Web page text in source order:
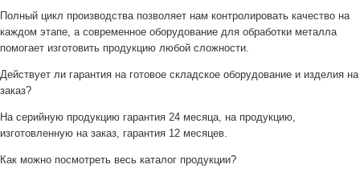
Полный цикл производства позволяет нам контролировать качество на
каждом этапе, а современное оборудование для обработки металла
помогает изготовить продукцию любой сложности.
Действует ли гарантия на готовое складское оборудование и изделия на
заказ?
На серийную продукцию гарантия 24 месяца, на продукцию,
изготовленную на заказ, гарантия 12 месяцев.
Как можно посмотреть весь каталог продукции?